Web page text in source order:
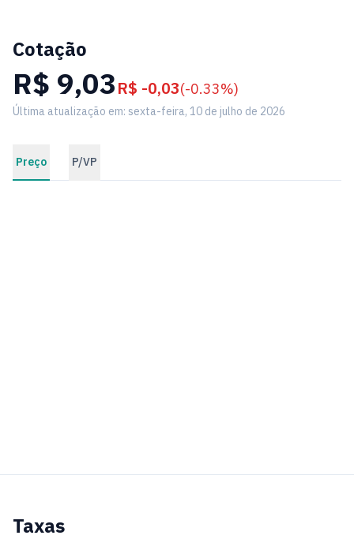
Cotação
R$ 9,03R$ -0,03(-0.33%)
Última atualização em: sexta-feira, 10 de julho de 2026
Preço P/VP
Taxas